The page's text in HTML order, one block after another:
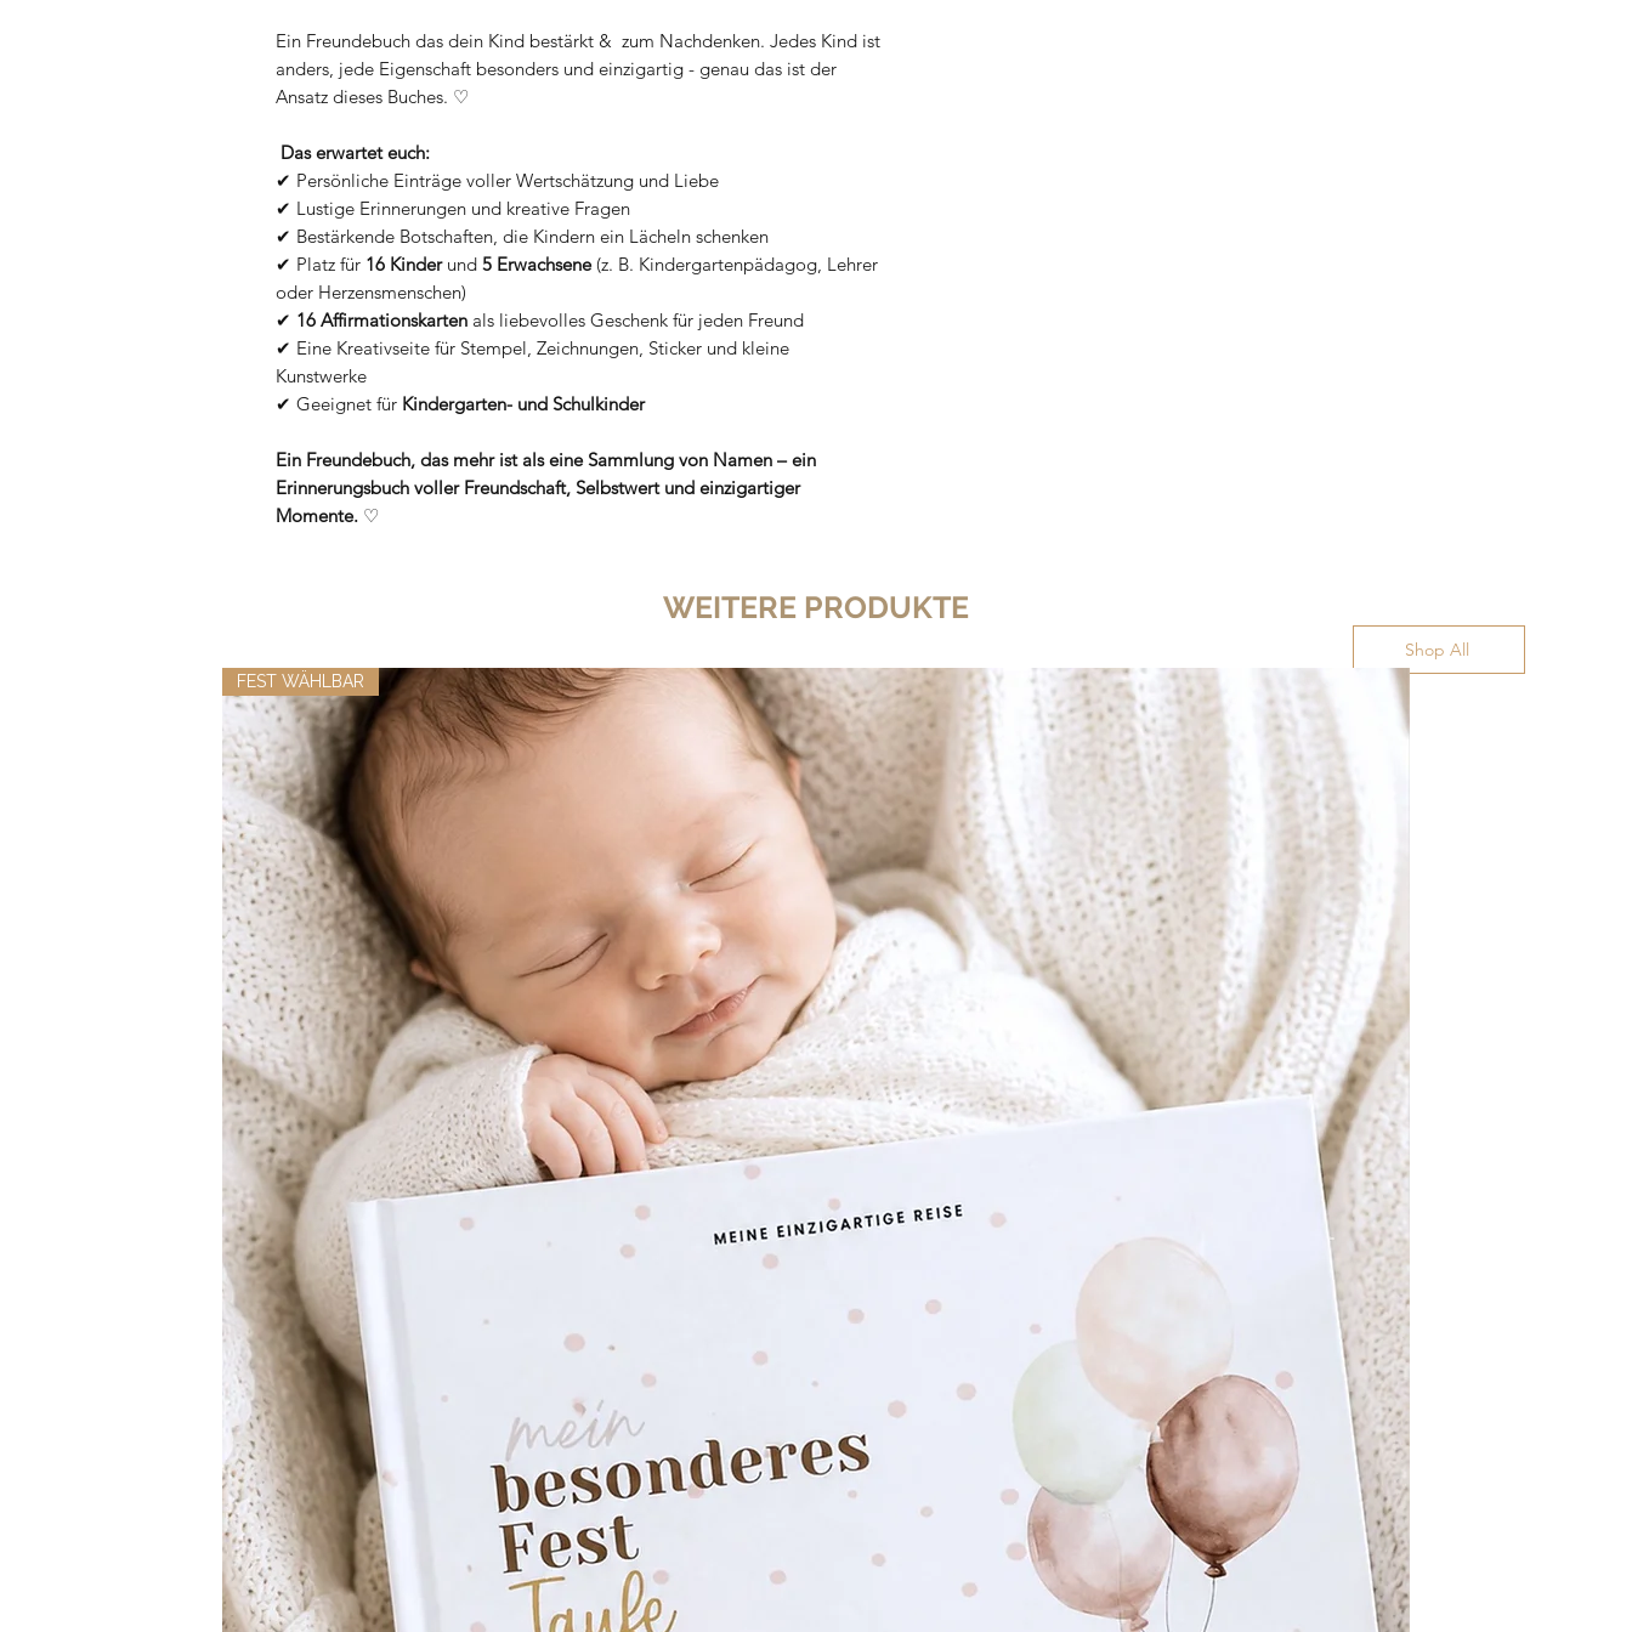
Ein Freundebuch das dein Kind bestärkt & zum Nachdenken. Jedes Kind ist
anders, jede Eigenschaft besonders und einzigartig - genau das ist der
Ansatz dieses Buches. ♡
Das erwartet euch:
✔ Persönliche Einträge voller Wertschätzung und Liebe
✔ Lustige Erinnerungen und kreative Fragen
✔ Bestärkende Botschaften, die Kindern ein Lächeln schenken
✔ Platz für 16 Kinderund 5 Erwachsene(z. B. Kindergartenpädagog, Lehrer
oder Herzensmenschen)
✔ 16 Affirmationskarten als liebevolles Geschenk für jeden Freund
✔ Eine Kreativseite für Stempel, Zeichnungen, Sticker und kleine
Kunstwerke
✔ Geeignet für Kindergarten- und Schulkinder
Ein Freundebuch, das mehr ist als eine Sammlung von Namen – ein
Erinnerungsbuch voller Freundschaft, Selbstwert und einzigartiger
Momente. ♡
Shop All
FEST WÄHLBAR
WEITERE PRODUKTE